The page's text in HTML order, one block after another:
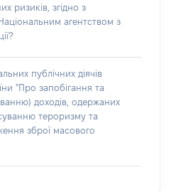
ризиків, згідно з
агентством з
публічних діячів
"Про запобігання та
доходів, одержаних
тероризму та
зброї масового